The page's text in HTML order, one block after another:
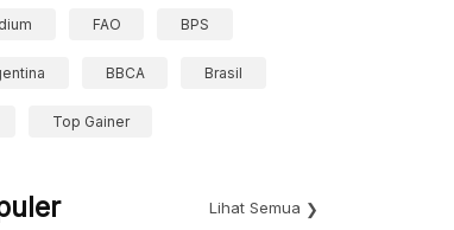
FAO BPS
BBCA Brasil
Top Gainer
Lihat Semua